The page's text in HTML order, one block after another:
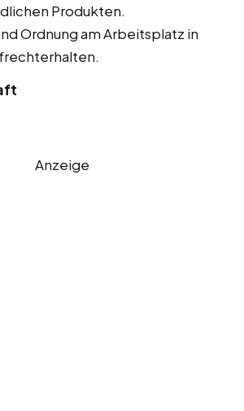
Produkten.
Ordnung am Arbeitsplatz in
Anzeige